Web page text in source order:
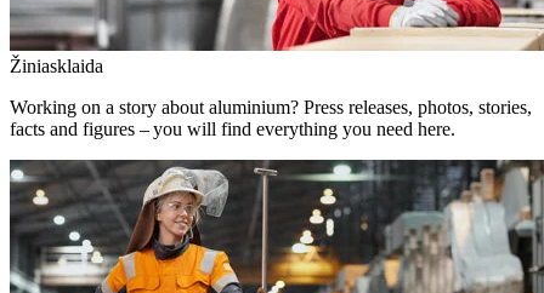
Žiniasklaida
Working on a story about aluminium? Press releases, photos, stories,
facts and figures – you will find everything you need here.